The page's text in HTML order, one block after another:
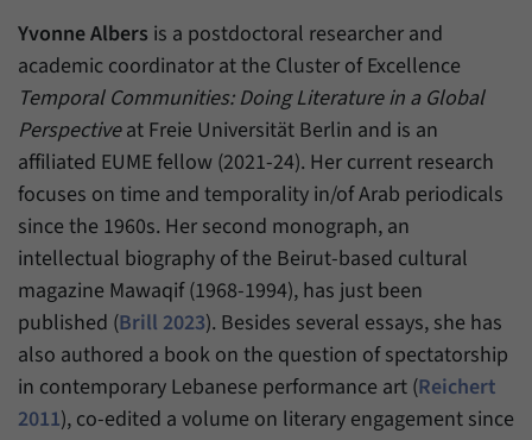
Yvonne Albers is a postdoctoral researcher and
academic coordinator at the Cluster of Excellence
Temporal Communities: Doing Literature in a Global
Perspectiveat Freie Universität Berlin and is an
affiliated EUME fellow (2021-24). Her current research
focuses on time and temporality in/of Arab periodicals
since the 1960s. Her second monograph, an
intellectual biography of the Beirut-based cultural
magazine Mawaqif (1968-1994), has just been
published (Brill 2023). Besides several essays, she has
also authored a book on the question of spectatorship
in contemporary Lebanese performance art (Reichert
2011), co-edited a volume on literary engagement since
speichern.